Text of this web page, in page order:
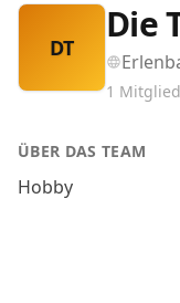
DT
Die
1 Mitglied
ÜBER DAS TEAM
Hobby